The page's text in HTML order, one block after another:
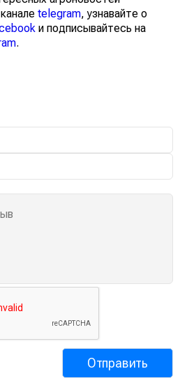
telegram, узнавайте о
и подписывайтесь на
.